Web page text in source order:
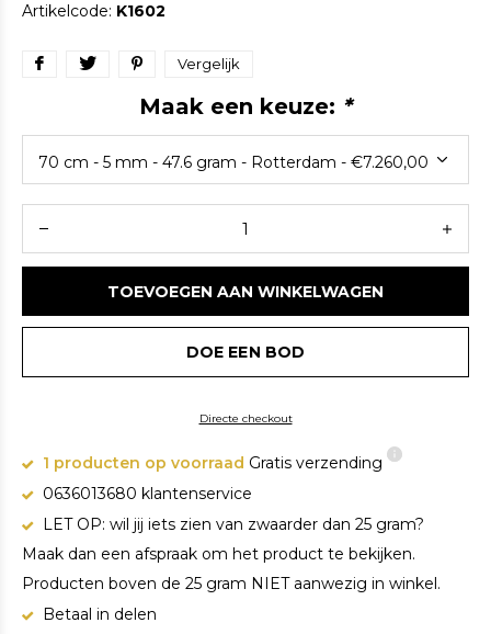
Artikelcode: K1602
Vergelijk
Maak een keuze: *
TOEVOEGEN AAN WINKELWAGEN
DOE EEN BOD
Directe checkout
1 producten op voorraad Gratis verzending
0636013680 klantenservice
LET OP: wil jij iets zien van zwaarder dan 25 gram?
Maak dan een afspraak om het product te bekijken.
Producten boven de 25 gram NIET aanwezig in winkel.
Betaal in delen